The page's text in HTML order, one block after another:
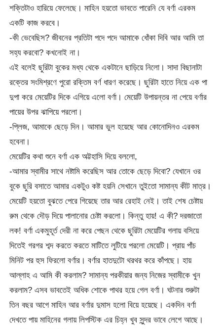
শক্তিটাও হারিয়ে ফেলেছে। মাহিন হয়তো ভাবতে পারেনি যে বর্ণা এরকম
একটি কাজ করবে।
-কী ভেবেছিস? জীবনের প্রতিটা পদে পদে আমাকে ধোঁকা দিবি আর আমি তা
সহ্য করবো? কখনোই না।
এই বলেই ছুরিটা বুকের মধ্য থেকে একটানে ছাড়িয়ে নিলো। সাদা বিছানাটা
রক্তের সংমিশ্রণে পুরো রক্তিম বর্ণ ধারণ করেছে। ছুরিটা হাতে নিয়ে এক পা
দুপা করে মেয়েটির দিকে এগিয়ে এলো বর্ণা। মেয়েটি উপায়ন্তর না পেয়ে বর্ণার
পায়ের উপর ঝাপিয়ে পরলো।
-প্লিজ, আমাকে ছেড়ে দিন। আমার ভুল হয়েছে আর কোনোদিনও এরকম
হবেনা।
মেয়েটির কথা শুনে বর্ণা এক অট্টহাসি দিয়ে বললো,
-আমার স্বামীর সাথে নষ্টামি করেছিস আর তোকে ছেড়ে দিবো? যেখানে ওর
বুকে ছুরি বসাতে আমার একটুও কষ্ট হয়নি সেখানে তুইতো সামান্য কীট মাত্র।
মেয়েটি হয়তো বুঝতে পেরে গিয়েছে তার আর রেহাই নেই। তাই শেষ চেষ্টায়
রুম থেকে দৌড় দিয়ে পালানোর চেষ্টা করলো। কিন্তু হায়! এ কী? দরজাতো
লক! বর্ণা একমুহূর্ত দেরী না করে পেছন থেকে ছুরিটা মেয়েটির গলায় বসিয়ে
দিতেই গরগর শব্দ করতে করতে মাটিতে লুটিয়ে পরলো মেয়েটি। প্রায় পাঁচ
মিনিট পর হুস ফিরলো বর্ণার। বর্ণার হাতদুটো থরথর করে কাঁপছে। হায়
আল্লাহ এ আমি কী করলাম? সামান্য পরকীয়ার জন্য নিজের স্বামীকে খুন
করলাম? এসব ভাবতেই অধিক শোকে পাথর হয়ে গেল বর্ণা। ঘটনার শুরুটা
তিন বছর আগে মাহিন আর বর্ণার দুমাস হলো বিয়ে হয়েছে। একদিন বর্ণা
দেখতে পায় মাহিনের গলায় লিপস্টিক এর চিহ্ন খুব সুন্দর ভাবে লেগে আছে।